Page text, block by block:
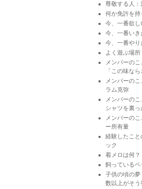
尊敬する人
何か免許を
今、一番欲
今、一番い
今、一番や
よく遊ぶ場
メンバーの
「この味な
メンバーの
ラム克弥
メンバーの
シャツを裏
メンバーの
ー所有量
経験したこ
ック
着メロは何
飼っている
子供の頃の
数以上がそ